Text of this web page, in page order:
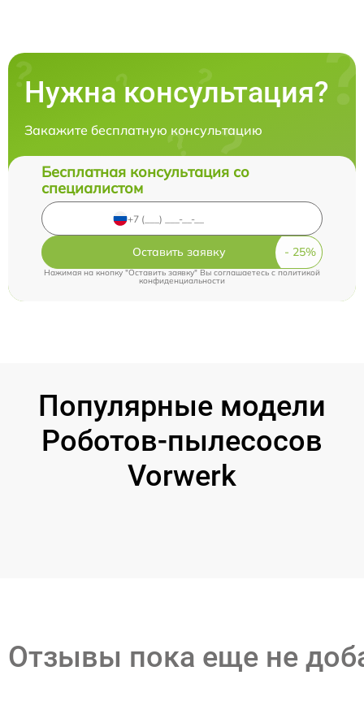
Нужна консультация?
Закажите бесплатную консультацию
Бесплатная консультация со
специалистом
Оставить заявку
Нажимая на кнопку "Оставить заявку" Вы соглашаетесь c политикой
конфиденциальности
Популярные модели
Роботов-пылесосов
Vorwerk
Отзывы пока еще не